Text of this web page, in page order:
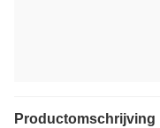
Productomschrijving